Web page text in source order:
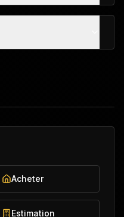
Acheter
Estimation